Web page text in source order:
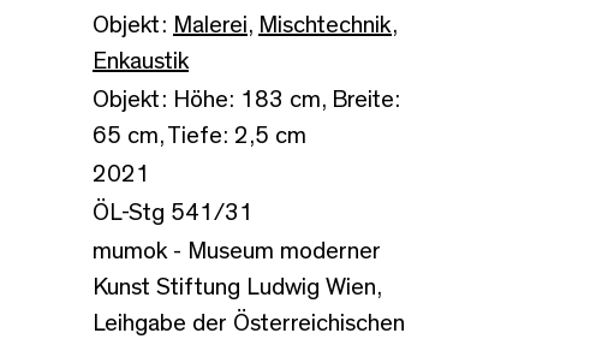
Objekt: Malerei, Mischtechnik,
Enkaustik
Objekt: Höhe: 183 cm, Breite:
65 cm, Tiefe: 2,5 cm
2021
ÖL-Stg 541/31
mumok - Museum moderner
Kunst Stiftung Ludwig Wien,
Leihgabe der Österreichischen